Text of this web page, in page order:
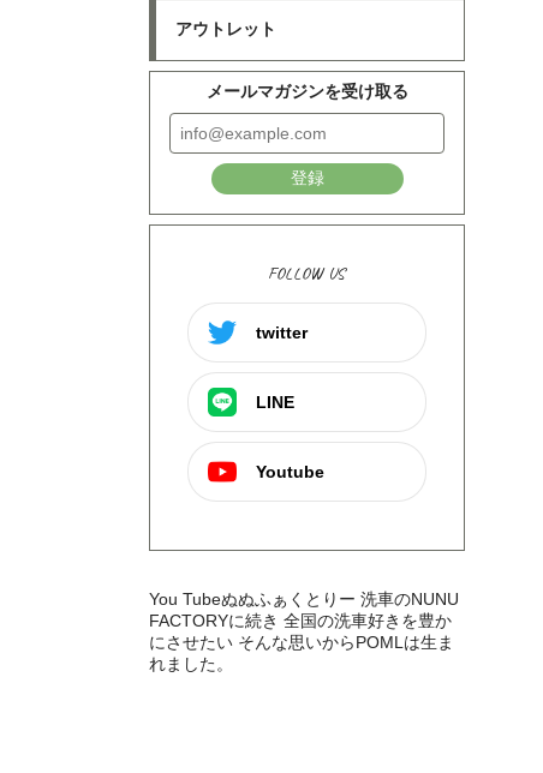
アウトレット
メールマガジンを受け取る
登録
FOLLOW US
twitter
LINE
Youtube
You Tubeぬぬふぁくとりー 洗車のNUNU
FACTORYに続き 全国の洗車好きを豊か
にさせたい そんな思いからPOMLは生ま
れました。